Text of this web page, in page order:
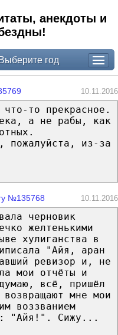
анекдоты и
Выберите год
10.11.2016
то прекрасное.
а не рабы, как
из-за
№135768 10.11.2016
черновик
желтенькими
хулиганства в
"Айя, аран
ревизор и, не
мои отчёты и
всё, пришёл
мне мои
воззванием
"Айя!". Сижу...